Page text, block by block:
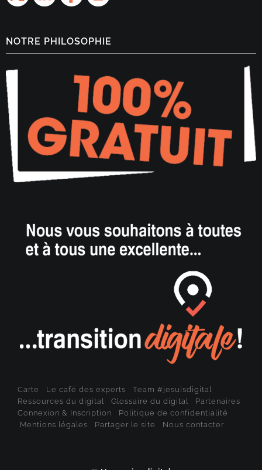
NOTRE PHILOSOPHIE
Carte Le café des experts
Team #jesuisdigital
Ressources du digital
Glossaire du digital
Partenaires
Connexion & Inscription
Politique de confidentialité
Mentions légales
Partager le site Nous contacter